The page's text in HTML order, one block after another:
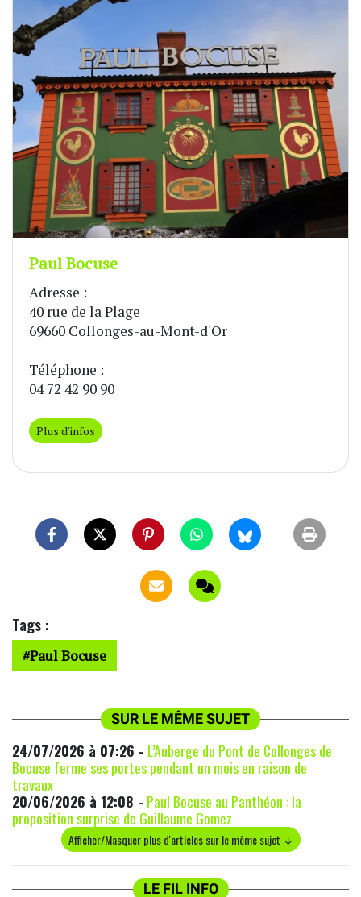
Paul Bocuse
Adresse :
40 rue de la Plage
69660 Collonges-au-Mont-d'Or
Téléphone :
04 72 42 90 90
Plus d'infos
Tags :
Paul Bocuse
SUR LE MÊME SUJET
24/07/2026 à 07:26 - L’Auberge du Pont de Collonges de
Bocuse ferme ses portes pendant un mois en raison de
travaux
20/06/2026 à 12:08 - Paul Bocuse au Panthéon : la
proposition surprise de Guillaume Gomez
Afficher/Masquer plus d'articles sur le même sujet ↓
LE FIL INFO